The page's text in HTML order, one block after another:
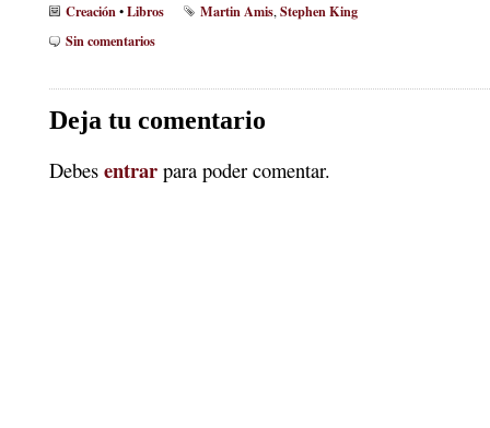
Creación•Libros Martin Amis, Stephen King
Sin comentarios
Deja tu comentario
Debes entrar para poder comentar.